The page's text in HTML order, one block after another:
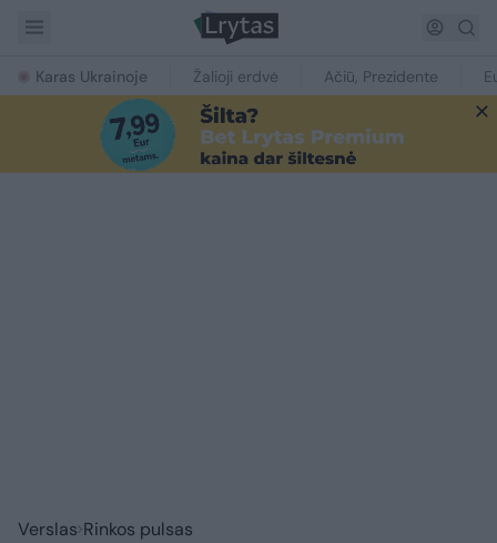
Karas Ukrainoje Žalioji erdvė Ačiū, Prezidente
Verslas Rinkos pulsas